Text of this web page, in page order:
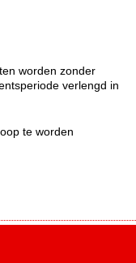
worden zonder
verlengd in
te worden